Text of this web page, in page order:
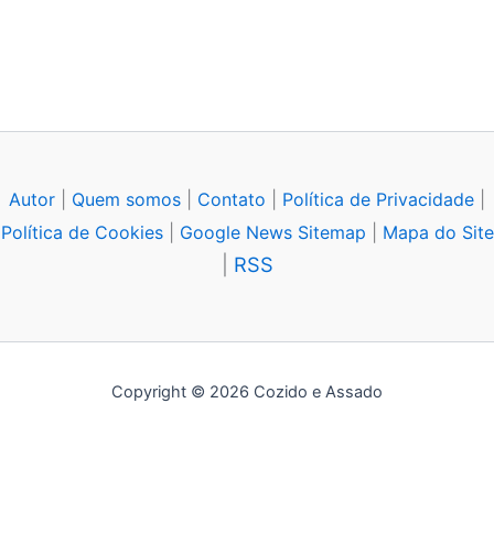
Autor Quem somos Contato Política de Privacidade
Política de Cookies| Google News Sitemap Mapa do Site
RSS
Copyright © 2026 Cozido e Assado